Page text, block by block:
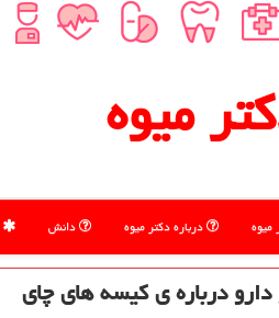
میوه
میوه درباره دكتر میوه دانش
درباره ی کیسه های چای